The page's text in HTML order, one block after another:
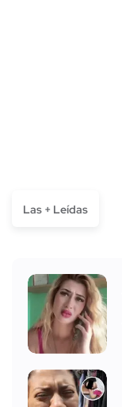
Las + Leídas